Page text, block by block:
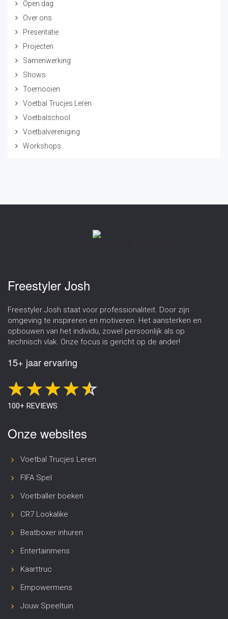
Open dag
Over ons
Presentatie
Projecten
Samenwerking
Shows
Toernooien
Voetbal Trucjes Leren
Voetbalschool
Voetbalvereniging
Workshops
Freestyler Josh
Freestyler Josh staat voor professionaliteit. Door zijn
omgeving te inspireren en motiveren. Het aansterken en
opbouwen van het individu, zowel persoonlijk als op
technisch vlak. Onze focus is gericht op de ander!
15+ jaar ervaring
100+ REVIEWS
Onze websites
Voetbal Trucjes Leren
FIFA Spel
Voetballer boeken
CR7 Lookalike
Beatboxer inhuren
Entertainmens
Kaarttruc
Empowermens
Jouw Speeltuin